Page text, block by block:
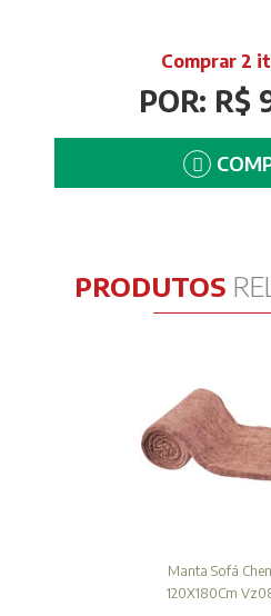
Comprar 2
POR: R$
PRODUTOS
Manta Sofá
120X180Cm